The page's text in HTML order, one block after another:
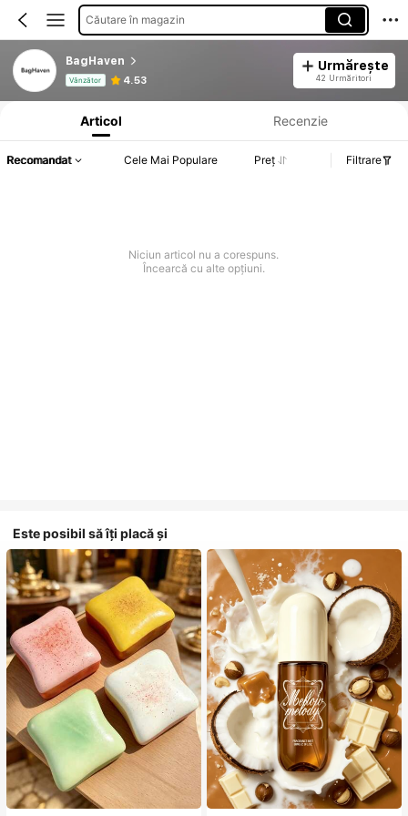
Căutare în magazin
BagHaven
Vânzător 4.53
Urmărește
42 Urmăritori
Informații despre produs: Divulgarea prețului, detalii privind vânzările și stocul.
Articol Recenzie
Recomandat Cele Mai Populare Preț Filtrare
Niciun articol nu a corespuns.
Încearcă cu alte opțiuni.
Este posibil să îți placă și